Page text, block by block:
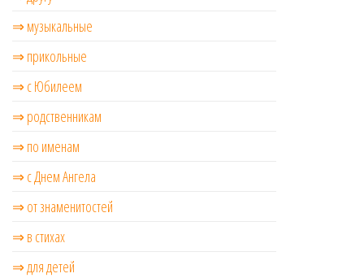
⇒ музыкальные
⇒ прикольные
⇒ с Юбилеем
⇒ родственникам
⇒ по именам
⇒ с Днем Ангела
⇒ от знаменитостей
⇒ в стихах
⇒ для детей